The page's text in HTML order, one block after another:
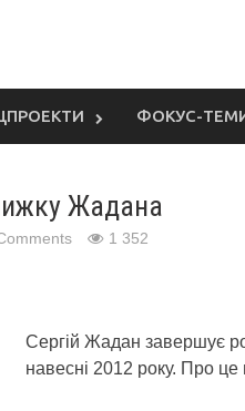
ФОКУС-
Жадана
1 352
Сергій Жадан завершує
навесні 2012 року. Про це